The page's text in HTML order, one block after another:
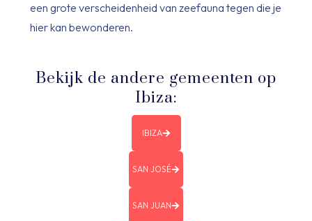
een grote verscheidenheid van zeefauna tegen die je
hier kan bewonderen.
Bekijk de andere gemeenten op
Ibiza:
IBIZA
SAN JOSÉ
SAN JUAN